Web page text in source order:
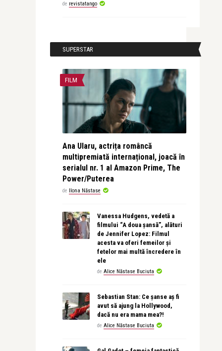
de revistatango
SUPERSTAR
FILM
Ana Ularu, actrița româncă
multipremiată internațional, joacă în
serialul nr. 1 al Amazon Prime, The
Power/Puterea
de Ilona Năstase
Vanessa Hudgens, vedetă a
filmului “A doua șansă”, alături
de Jennifer Lopez: Filmul
acesta va oferi femeilor și
fetelor mai multă încredere în
ele
de Alice Năstase Buciuta
Sebastian Stan: Ce șanse aș fi
avut să ajung la Hollywood,
dacă nu era mama mea?!
de Alice Năstase Buciuta